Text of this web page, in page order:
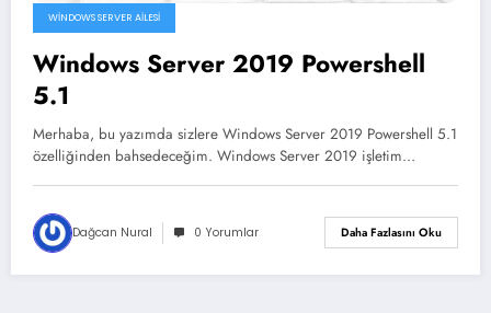
WINDOWS SERVER AILESI
Windows Server 2019 Powershell
5.1
Merhaba, bu yazımda sizlere Windows Server 2019 Powershell 5.1
özelliğinden bahsedeceğim. Windows Server 2019 işletim…
Dağcan Nural 0 Yorumlar Daha Fazlasını Oku